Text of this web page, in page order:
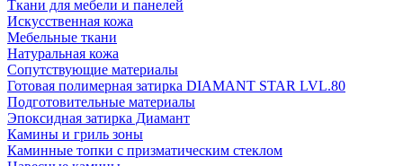
Ткани для мебели и панелей
Искусственная кожа
Мебельные ткани
Натуральная кожа
Сопутствующие материалы
Готовая полимерная затирка DIAMANT STAR LVL.80
Подготовительные материалы
Эпоксидная затирка Диамант
Камины и гриль зоны
Каминные топки с призматическим стеклом